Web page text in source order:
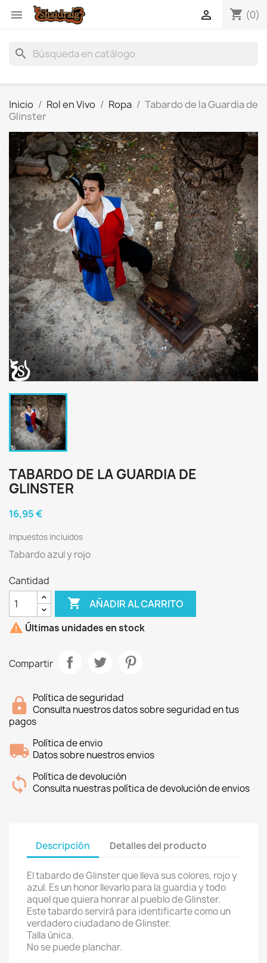
 shopping_cart (0)

search
Inicio Rol en Vivo Ropa
Tabardo de la Guardia de
Glinster
TABARDO DE LA GUARDIA DE
GLINSTER
16,95 €
Impuestos incluidos
Tabardo azul y rojo
Cantidad
 AÑADIR AL CARRITO
 Últimas unidades en stock
Compartir
Política de seguridad
Consulta nuestros datos sobre seguridad en tus
pagos
Política de envio
Datos sobre nuestros envios
Política de devolución
Consulta nuestras política de devolución de envios
Descripción Detalles del producto
El tabardo de Glinster que lleva sus colores, rojo y
azul. Es un honor llevarlo para la guardia y todo
aquel que quiera honrar al pueblo de Glinster.
Este tabardo servirá para identificarte como un
verdadero ciudadano de Glinster.
Talla única.
No se puede planchar.